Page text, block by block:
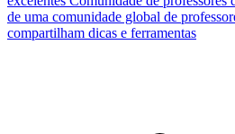
de uma comunidade global de
compartilham dicas e ferramentas